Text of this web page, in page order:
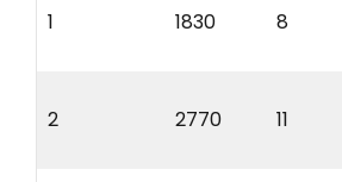
1 1830 8
2 2770 11